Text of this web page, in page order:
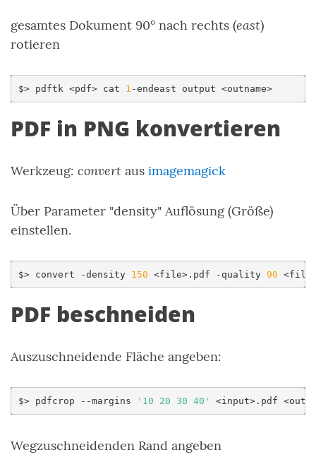
gesamtes Dokument 90° nach rechts (east)
rotieren
$> pdftk <pdf> cat 1 -endeast output <outname>
PDF in PNG konvertieren
Werkzeug: convert aus imagemagick
Über Parameter "density" Auflösung (Größe)
einstellen.
$> convert -density 150 <file>.pdf -quality 90
PDF beschneiden
Auszuschneidende Fläche angeben:
$> pdfcrop --margins '10 20 30 40' <input>.pdf
Wegzuschneidenden Rand angeben